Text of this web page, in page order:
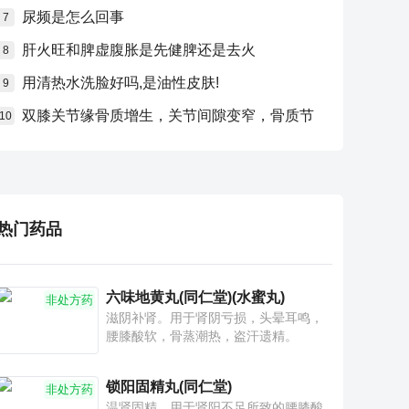
7 尿频是怎么回事
8 肝火旺和脾虚腹胀是先健脾还是去火
9 用清热水洗脸好吗,是油性皮肤!
10 双膝关节缘骨质增生，关节间隙变窄，骨质节
门药品
非处方药 六味地黄丸(同仁堂)(水蜜丸)
滋阴补肾。用于肾阴亏损，头晕耳鸣，
腰膝酸软，骨蒸潮热，盗汗遗精。
非处方药 锁阳固精丸(同仁堂)